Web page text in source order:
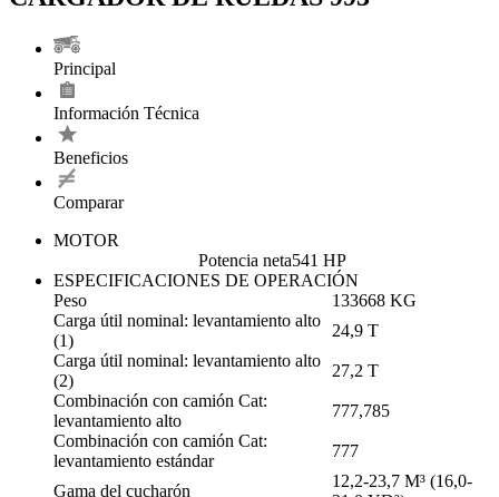
Principal
Información Técnica
Beneficios
Comparar
MOTOR
Potencia neta541 HP
ESPECIFICACIONES DE OPERACIÓN
Peso
133668 KG
Carga útil nominal: levantamiento alto
(1)
24,9 T
Carga útil nominal: levantamiento alto
(2)
27,2 T
Combinación con camión Cat:
levantamiento alto
777,785
Combinación con camión Cat:
levantamiento estándar
777
Gama del cucharón
12,2-23,7 M³ (16,0-